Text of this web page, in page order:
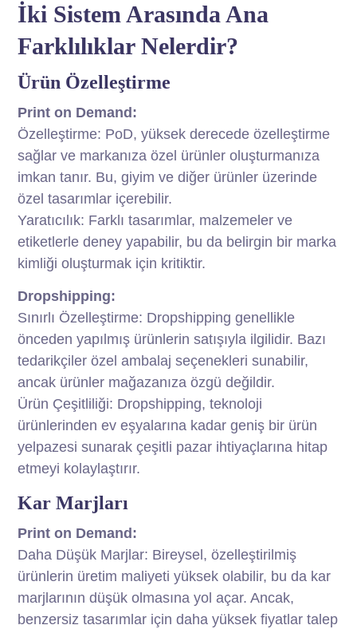
İki Sistem Arasında Ana
Farklılıklar Nelerdir?
Ürün Özelleştirme
Print on Demand:
Özelleştirme: PoD, yüksek derecede özelleştirme
sağlar ve markanıza özel ürünler oluşturmanıza
imkan tanır. Bu, giyim ve diğer ürünler üzerinde
özel tasarımlar içerebilir.
Yaratıcılık: Farklı tasarımlar, malzemeler ve
etiketlerle deney yapabilir, bu da belirgin bir marka
kimliği oluşturmak için kritiktir.
Dropshipping:
Sınırlı Özelleştirme: Dropshipping genellikle
önceden yapılmış ürünlerin satışıyla ilgilidir. Bazı
tedarikçiler özel ambalaj seçenekleri sunabilir,
ancak ürünler mağazanıza özgü değildir.
Ürün Çeşitliliği: Dropshipping, teknoloji
ürünlerinden ev eşyalarına kadar geniş bir ürün
yelpazesi sunarak çeşitli pazar ihtiyaçlarına hitap
etmeyi kolaylaştırır.
Kar Marjları
Print on Demand:
Daha Düşük Marjlar: Bireysel, özelleştirilmiş
ürünlerin üretim maliyeti yüksek olabilir, bu da kar
marjlarının düşük olmasına yol açar. Ancak,
benzersiz tasarımlar için daha yüksek fiyatlar talep